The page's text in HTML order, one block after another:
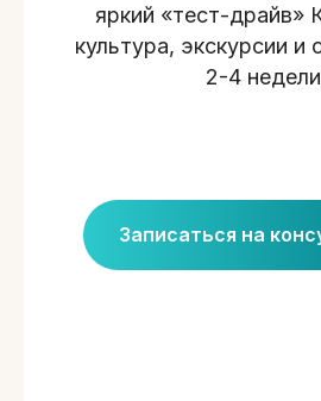
яркий «тест-драйв»
культура, экскурсии
2-4
Записаться на